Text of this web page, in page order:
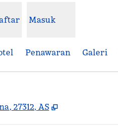
Masuk
Penawaran Galeri
27312, AS ,